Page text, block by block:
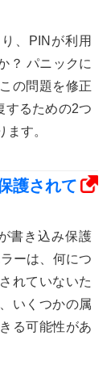
、PINが利用
？ パニックに
の問題を修正
するための2つ
す。
護されて
書き込み保護
ーは、何につ
れていないた
いくつかの属
る可能性があ